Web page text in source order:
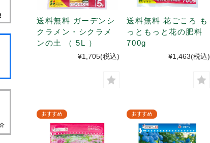
送料無料 ガーデンシ
クラメン・シクラメ
ンの土 （ 5L ）
¥1,705(税込)
送料無料 花ごころ も
っともっと花の肥料
700g
¥1,463(税込)